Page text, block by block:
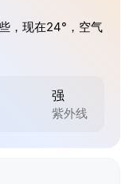
，现在24°，空气
强
紫外线